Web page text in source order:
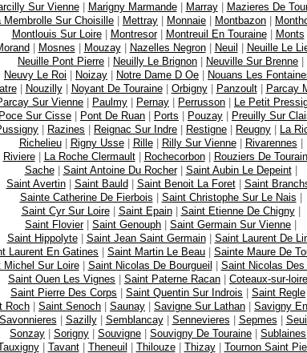
Sur Vienne| Marigny Marmande| Marray| Mazieres De
Membrolle Sur Choisille
Mettray Monnaie Montbazon
Montlouis Sur Loire| Montresor| Montreuil En Touraine| Monts
Mosnes Mouzay| Nazelles Negron| Neuil Neuille Le
Neuille Pont Pierre
Neuilly Le Brignon Neuville Sur Brenne
Neuvy Le Roi
Noizay Notre Dame D Oe Nouans Les
| Nouzilly| Noyant De Touraine| Orbigny| Panzoult| Parcay
Sur Vienne
Paulmy Pernay Perrusson Le Petit
Poce Sur Cisse
Pont De Ruan Ports Pouzay Preuilly Sur
Razines Reignac Sur Indre Restigne Reugny La
Richelieu| Rigny Usse| Rille| Rilly Sur Vienne| Rivarennes
Riviere| La Roche Clermault| Rochecorbon| Rouziers De
Sache| Saint Antoine Du Rocher| Saint Aubin Le Depeint|
Saint Avertin| Saint Bauld Saint Benoit La Foret| Saint
Sainte Catherine De Fierbois
Saint Christophe Sur Le Nais
Saint Cyr Sur Loire| Saint Epain| Saint Etienne De Chigny|
Saint Flovier| Saint Genouph Saint Germain Sur Vienne
Saint Hippolyte| Saint Jean Saint Germain| Saint Laurent De
Laurent En Gatines
Saint Martin Le Beau Sainte Maure De
Michel Sur Loire| Saint Nicolas De Bourgueil Saint Nicolas Des
Saint Ouen Les Vignes
Saint Paterne Racan Coteaux-sur-loire
Saint Pierre Des Corps
Saint Quentin Sur Indrois Saint Regle
Roch
Saint Senoch Saunay Savigne Sur Lathan Savigny
Savonnieres
Sazilly| Semblancay| Sennevieres Sepmes
Sonzay
Sorigny Souvigne Souvigny De Touraine Sublaines
| Tavant| Theneuil Thilouze| Thizay| Tournon Saint